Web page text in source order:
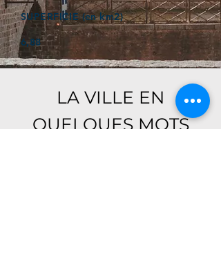
SUPERFICIE (en km2)
6,88
LA VILLE EN
QUELQUES MOTS